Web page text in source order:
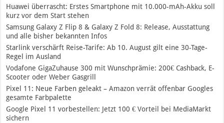
Huawei überrascht: Erstes Smartphone mit 10.000-mAh-Akku soll
kurz vor dem Start stehen
Samsung Galaxy Z Flip 8 & Galaxy Z Fold 8: Release, Ausstattung
und alle bisher bekannten Infos
Starlink verschärft Reise-Tarife: Ab 10. August gilt eine 30-Tage-
Regel im Ausland
Vodafone GigaZuhause 300 mit Wunschprämie: 200€ Cashback, E-
Scooter oder Weber Gasgrill
Pixel 11: Neue Farben geleakt – Amazon verrät offenbar Googles
gesamte Farbpalette
Google Pixel 11 vorbestellen: Jetzt 100 € Vorteil bei MediaMarkt
sichern